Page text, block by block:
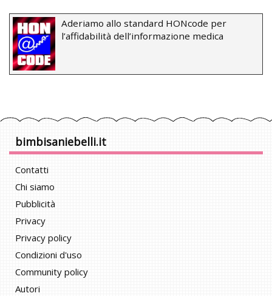
Aderiamo allo standard HONcode per
l’affidabilità dell’informazione medica
bimbisaniebelli.it
Contatti
Chi siamo
Pubblicità
Privacy
Privacy policy
Condizioni d'uso
Community policy
Autori